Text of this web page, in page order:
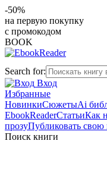
-50%
на первую покупку
с промокодом
BOOK
Search for:
Вход
Избранные
НовинкиСюжетыAi
EbookReaderСтатьиКак
прозуПубликовать свою
Поиск книги